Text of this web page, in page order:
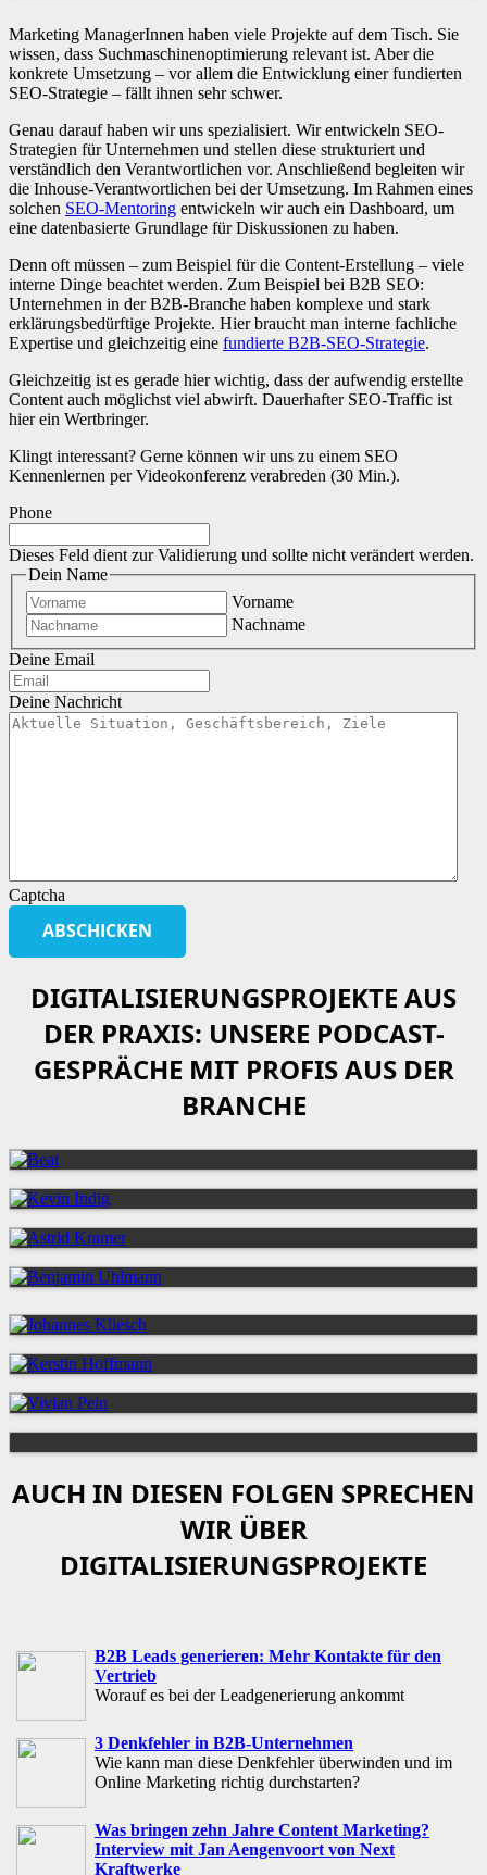
Marketing ManagerInnen haben viele Projekte auf dem Tisch. Sie
wissen, dass Suchmaschinenoptimierung relevant ist. Aber die
konkrete Umsetzung – vor allem die Entwicklung einer fundierten
SEO-Strategie – fällt ihnen sehr schwer.
Genau darauf haben wir uns spezialisiert. Wir entwickeln SEO-
Strategien für Unternehmen und stellen diese strukturiert und
verständlich den Verantwortlichen vor. Anschließend begleiten wir
die Inhouse-Verantwortlichen bei der Umsetzung. Im Rahmen eines
solchen SEO-Mentoring entwickeln wir auch ein Dashboard, um
eine datenbasierte Grundlage für Diskussionen zu haben.
Denn oft müssen – zum Beispiel für die Content-Erstellung – viele
interne Dinge beachtet werden. Zum Beispiel bei B2B SEO:
Unternehmen in der B2B-Branche haben komplexe und stark
erklärungsbedürftige Projekte. Hier braucht man interne fachliche
Expertise und gleichzeitig eine fundierte B2B-SEO-Strategie.
Gleichzeitig ist es gerade hier wichtig, dass der aufwendig erstellte
Content auch möglichst viel abwirft. Dauerhafter SEO-Traffic ist
hier ein Wertbringer.
Klingt interessant? Gerne können wir uns zu einem SEO
Kennenlernen per Videokonferenz verabreden (30 Min.).
Phone
Dieses Feld dient zur Validierung und sollte nicht verändert werden.
Dein Name
Vorname
Nachname
Deine Email
Deine Nachricht
Captcha
DIGITALISIERUNGSPROJEKTE AUS
DER PRAXIS: UNSERE PODCAST-
GESPRÄCHE MIT PROFIS AUS DER
BRANCHE
AUCH IN DIESEN FOLGEN SPRECHEN
WIR ÜBER
DIGITALISIERUNGSPROJEKTE
B2B Leads generieren: Mehr Kontakte für den
Vertrieb
Worauf es bei der Leadgenerierung ankommt
3 Denkfehler in B2B-Unternehmen
Wie kann man diese Denkfehler überwinden und im
Online Marketing richtig durchstarten?
Was bringen zehn Jahre Content Marketing?
Interview mit Jan Aengenvoort von Next
Kraftwerke